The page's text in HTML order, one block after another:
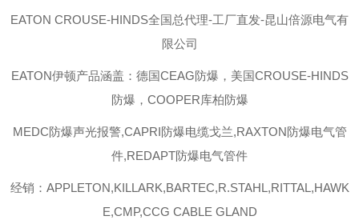
EATON CROUSE-HINDS全国总代理-工厂直发-昆山倍源电气有
限公司
EATON伊顿产品涵盖：德国CEAG防爆，美国CROUSE-HINDS
防爆，COOPER库柏防爆
MEDC防爆声光报警,CAPRI防爆电缆戈兰,RAXTON防爆电气管
件,REDAPT防爆电气管件
经销：APPLETON,KILLARK,BARTEC,R.STAHL,RITTAL,HAWK
E,CMP,CCG CABLE GLAND